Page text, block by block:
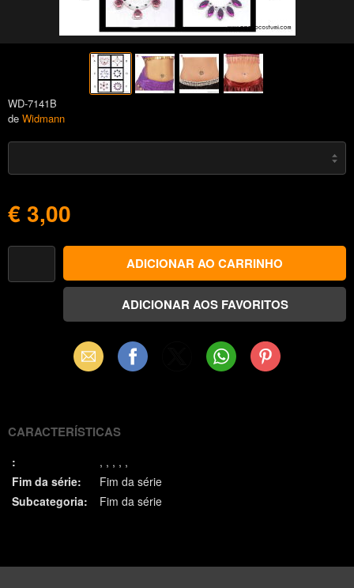
WD-7141B
de Widmann
€ 3,00
Email Facebook WhatsAppPinterest
CARACTERÍSTICAS
:
Fim da série:
Fim da série
Subcategoria:
Fim da série